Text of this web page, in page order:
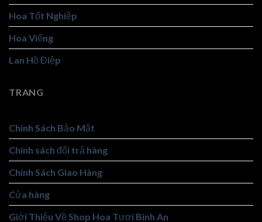
Hoa Tốt Nghiệp
Hoa Viếng
Lan Hồ Điệp
TRANG
Chính Sách Bảo Mật
Chính sách đổi trả hàng
Chính Sách Giao Hàng
Cửa hàng
Giới Thiệu Về Shop Hoa Tươi Bình An